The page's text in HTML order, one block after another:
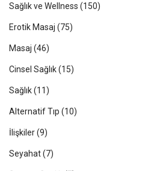
Sağlık ve Wellness (150)
Erotik Masaj (75)
Masaj (46)
Cinsel Sağlık(15)
Sağlık(11)
Alternatif Tıp (10)
İlişkiler(9)
Seyahat(7)